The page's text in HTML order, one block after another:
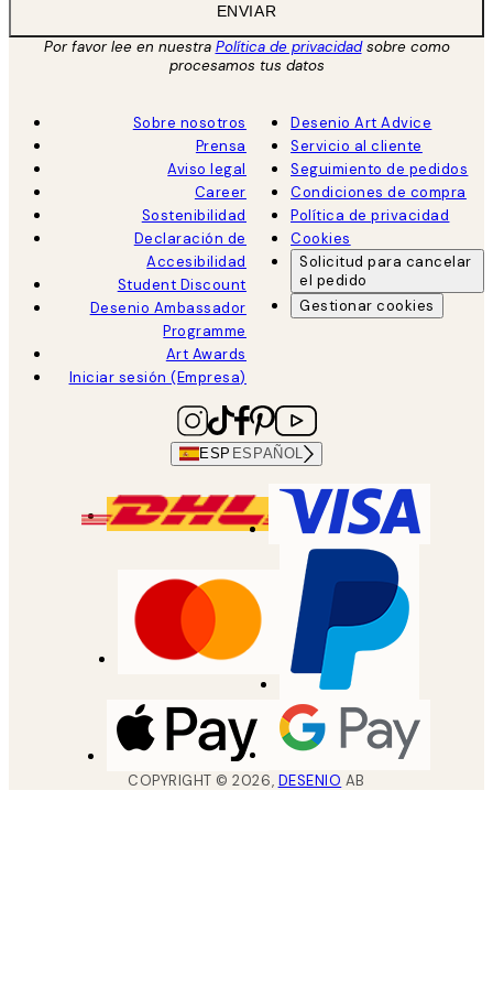
ENVIAR
Por favor lee en nuestra Política de privacidadsobre como
procesamos tus datos
Sobre nosotros
Prensa
Aviso legal
Career
Sostenibilidad
Declaración de
Accesibilidad
Student Discount
Desenio Ambassador
Programme
Art Awards
Iniciar sesión (Empresa)
Desenio Art Advice
Servicio al cliente
Seguimiento de pedidos
Condiciones de compra
Política de privacidad
Cookies
Solicitud para cancelar
el pedido
Gestionar cookies
ESP ESPAÑOL
COPYRIGHT ©2026, DESENIO AB